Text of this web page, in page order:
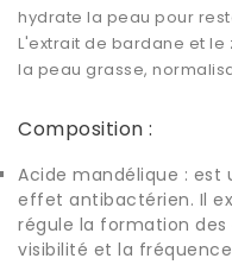
hydrate la peau pour
L'extrait de bardane et le
la peau grasse,
Composition :
Acide mandélique : est
effet antibactérien. Il
régule la formation
visibilité et la